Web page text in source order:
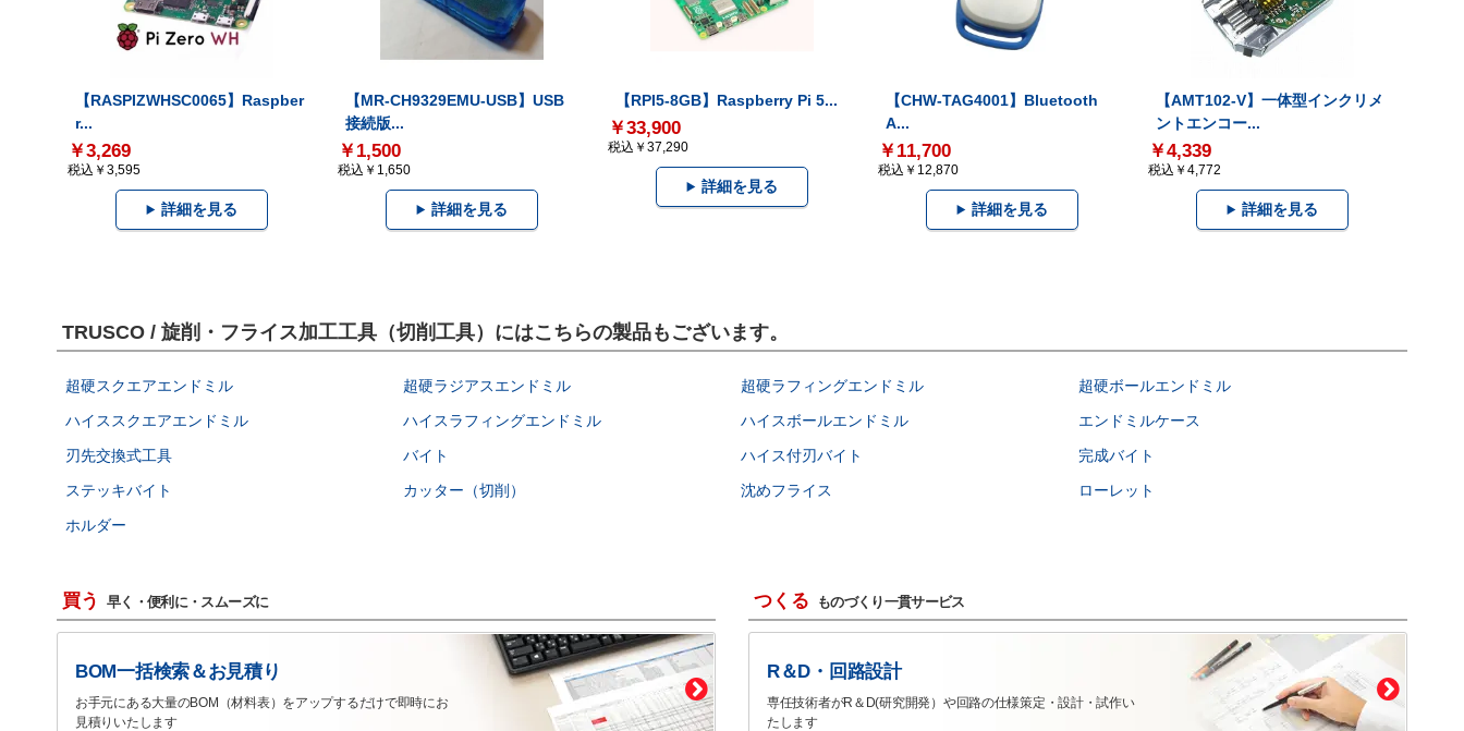
【RASPIZWHSC0065】Raspber
r...
￥3,269
税込￥3,595
詳細を見る
【MR-CH9329EMU-USB】USB
接続版...
￥1,500
税込￥1,650
詳細を見る
【RPI5-8GB】Raspberry Pi 5...
￥33,900
税込￥37,290
詳細を見る
【CHW-TAG4001】Bluetooth
A...
￥11,700
税込￥12,870
詳細を見る
【AMT102-V】一体型インクリメ
ントエンコー...
￥4,339
税込￥4,772
詳細を見る
TRUSCO / 旋削・フライス加工工具（切削工具）にはこちらの製品もございます。
超硬スクエアエンドミル 超硬ラジアスエンドミル 超硬ラフィングエンドミル
超硬ボールエンドミル
ハイススクエアエンドミル
ハイスラフィングエンドミル ハイスボールエンドミル
エンドミルケース
刃先交換式工具
バイト ハイス付刃バイト
完成バイト
ステッキバイト
カッター（切削） 沈めフライス
ローレット
ホルダー
買う 早く・便利に・スムーズに
BOM一括検索＆お見積り
お手元にある大量のBOM（材料表）をアップするだけで即時にお
見積りいたします
つくる ものづくり一貫サービス
R＆D・回路設計
専任技術者がR＆D(研究開発）や回路の仕様策定・設計・試作い
たします